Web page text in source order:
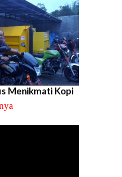
Menikmati Kopi